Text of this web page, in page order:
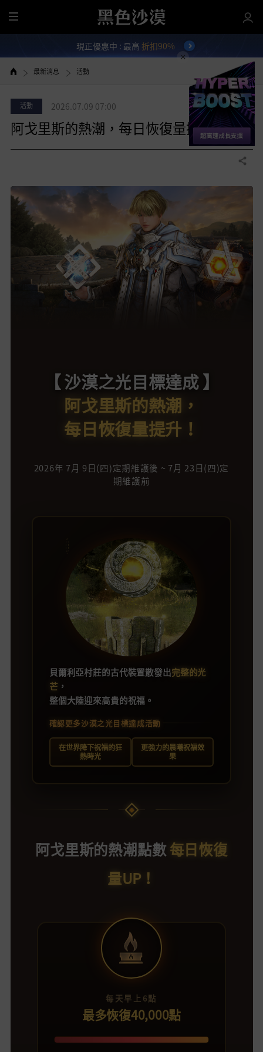
全
部
單
現正優惠中 : 最高 折扣90%
最新消息 活動
活動 2026.07.09 07:00
阿戈里斯的熱潮，每日恢復量提升！
分享
【 沙漠之光目標達成 】
阿戈里斯的熱潮，
每日恢復量提升！
2026年 7月 9日(四)定期維護後 ~ 7月 23日(四)定
期維護前
貝爾利亞村莊的古代裝置散發出完整的光
芒 ，
整個大陸迎來高貴的祝福。
確認更多沙漠之光目標達成活動
在世界降下祝福的狂
熱時光
更強力的晨曦祝福效
果
阿戈里斯的熱潮點數每日恢復
量UP！
每天早上6點
最多恢復40,000點